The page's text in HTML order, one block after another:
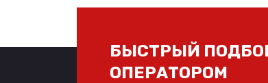
БЫСТРЫЙ
ОПЕРАТОРОМ